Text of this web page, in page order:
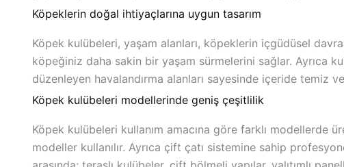
Köpeklerin doğal ihtiyaçlarına uygun tasarım
Köpek kulübeleri, yaşam alanları, köpeklerin içgüdüsel
köpeğiniz daha sakin bir yaşam sürmelerini sağlar. Ayrıca
düzenleyen havalandırma alanları sayesinde içeride temiz
Köpek kulübeleri modellerinde geniş çeşitlilik
Köpek kulübeleri kullanım amacına göre farklı modellerde
modeller kullanılır. Ayrıca çift çatı sistemine sahip